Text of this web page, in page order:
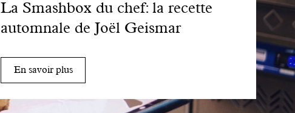
La Smashbox du chef: la recette
automnale de Joël Geismar
En savoir plus